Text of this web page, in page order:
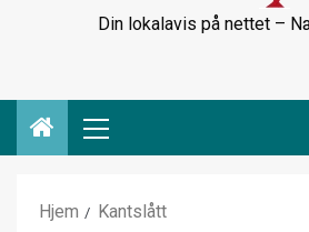
Din lokalavis på nettet –
Hjem Kantslått